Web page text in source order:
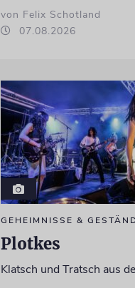
von Felix Schotland
07.08.2026
GEHEIMNISSE &
Plotkes
Klatsch und Tratsch aus